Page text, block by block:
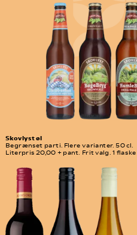
Skovlyst øl
Begrænset parti. Flere varianter. 50 cl.
Literpris 20,00 + pant. Frit valg. 1 flaske